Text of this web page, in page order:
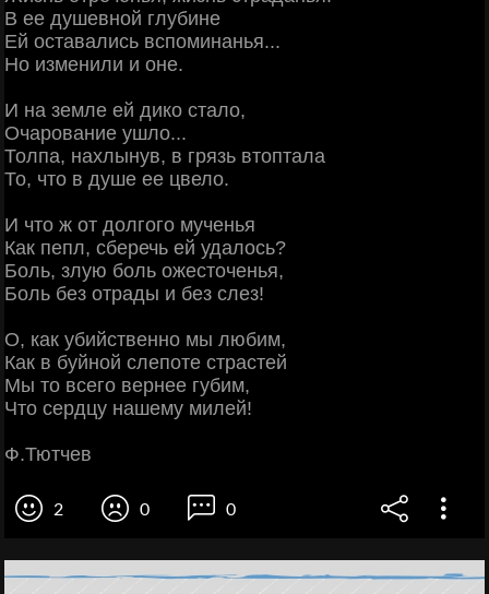
В ее душевной глубине
Ей оставались вспоминанья...
Но изменили и оне.
И на земле ей дико стало,
Очарование ушло...
Толпа, нахлынув, в грязь втоптала
То, что в душе ее цвело.
И что ж от долгого мученья
Как пепл, сберечь ей удалось?
Боль, злую боль ожесточенья,
Боль без отрады и без слез!
О, как убийственно мы любим,
Как в буйной слепоте страстей
Мы то всего вернее губим,
Что сердцу нашему милей!
Ф.Тютчев
2 0 0